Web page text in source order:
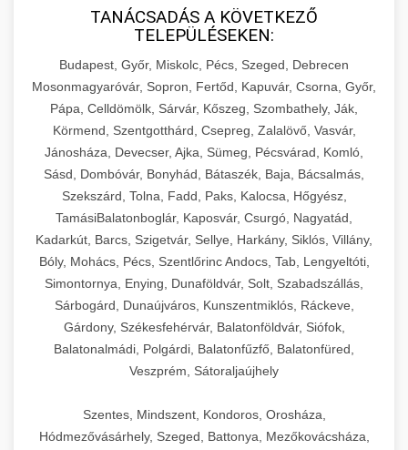
TANÁCSADÁS A KÖVETKEZŐ
TELEPÜLÉSEKEN:
Budapest, Győr, Miskolc, Pécs, Szeged, Debrecen
Mosonmagyaróvár, Sopron, Fertőd, Kapuvár, Csorna, Győr,
Pápa, Celldömölk, Sárvár, Kőszeg, Szombathely, Ják,
Körmend, Szentgotthárd, Csepreg, Zalalövő, Vasvár,
Jánosháza, Devecser, Ajka, Sümeg, Pécsvárad, Komló,
Sásd, Dombóvár, Bonyhád, Bátaszék, Baja, Bácsalmás,
Szekszárd, Tolna, Fadd, Paks, Kalocsa, Hőgyész,
TamásiBalatonboglár, Kaposvár, Csurgó, Nagyatád,
Kadarkút, Barcs, Szigetvár, Sellye, Harkány, Siklós, Villány,
Bóly, Mohács, Pécs, Szentlőrinc Andocs, Tab, Lengyeltóti,
Simontornya, Enying, Dunaföldvár, Solt, Szabadszállás,
Sárbogárd, Dunaújváros, Kunszentmiklós, Ráckeve,
Gárdony, Székesfehérvár, Balatonföldvár, Siófok,
Balatonalmádi, Polgárdi, Balatonfűzfő, Balatonfüred,
Veszprém, Sátoraljaújhely
Szentes, Mindszent, Kondoros, Orosháza,
Hódmezővásárhely, Szeged, Battonya, Mezőkovácsháza,